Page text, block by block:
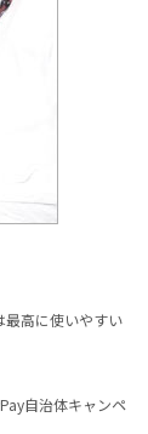
高に使いやすい
自治体キャンペ